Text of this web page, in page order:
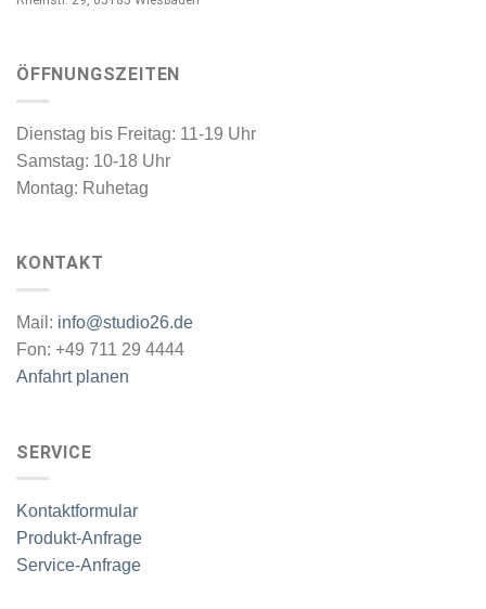
ÖFFNUNGSZEITEN
Dienstag bis Freitag: 11-19 Uhr
Samstag: 10-18 Uhr
Montag: Ruhetag
KONTAKT
Mail: info@studio26.de
Fon: +49 711 29 4444
Anfahrt planen
SERVICE
Kontaktformular
Produkt-Anfrage
Service-Anfrage